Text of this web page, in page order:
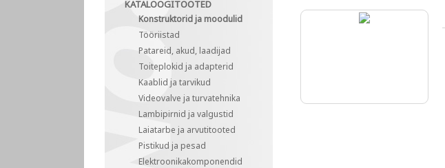
KATALOOGITOOTED
Konstruktorid ja moodulid
Tööriistad
Patareid, akud, laadijad
Toiteplokid ja adapterid
Kaablid ja tarvikud
Videovalve ja turvatehnika
Lambipirnid ja valgustid
Laiatarbe ja arvutitooted
Pistikud ja pesad
Elektroonikakomponendid